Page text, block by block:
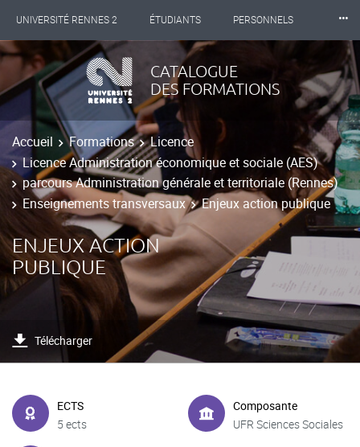
UNIVERSITÉ RENNES 2 ÉTUDIANTS PERSONNELS
INTERNATIONAL PROFESSIONNELS BIBLIOTHÈQUES
LES NOUVELLES DE RENNES 2
⸱⸱⸱
CATALOGUE
DES FORMATIONS
Accueil Formations
Licence
Licence Administration économique et sociale (AES)
parcours Administration générale et territoriale (Rennes)
Enseignements transversaux
Enjeux action publique
ENJEUX ACTION
PUBLIQUE
Télécharger
ECTS
5 ects
Composante
UFR Sciences Sociales